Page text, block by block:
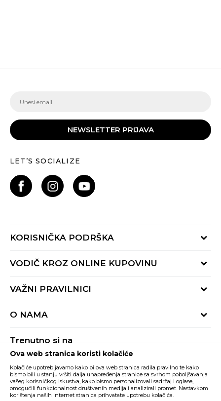
NEWSLETTER PRIJAVA
LET’S SOCIALIZE
KORISNIČKA PODRŠKA
Provjeri status porudžbine
Radno vrijeme 9-16h
VODIČ KROZ ONLINE KUPOVINU
Načini isporuke
Reklamacije
VAŽNI PRAVILNICI
Pravila Sport&Bonus programa
O NAMA
BUZZ Shopovi
Postani dio BUZZ tima
Trenutno si na
Buzz Crna Gora PROMIJENI
Nastojimo da budemo što precizniji u opisu proizvoda, prikazu slika i samih
cijena, ali ne možemo garantovati da su sve informacije kompletne i bez
grešaka. Svi artikli prikazani na sajtu su dio naše ponude i ne podrazumijeva da
su dostupni u svakom trenutku. Raspoloživost robe možete provjeriti pozivom
Ova web stranica koristi kolačiće
Kolačiće upotrebljavamo kako bi ova web stranica radila pravilno te kako
bismo bili u stanju vršiti dalja unapređenja stranice sa svrhom poboljšavanja
vašeg korisničkog iskustva, kako bismo personalizovali sadržaj i oglase,
omogućili funkcionalnost društvenih medija i analizirali promet. Nastavkom
korištenja naših internet stranica prihvatate upotrebu kolačića.